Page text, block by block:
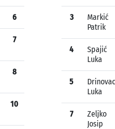
6
7
8
10
3
Markić
Patrik
4
Spajić
Luka
5
Drinovac
Luka
7
Zeljko
Josip